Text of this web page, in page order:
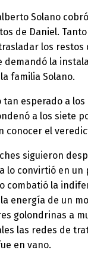
Solano
de Daniel.
los restos
la
familia Solano.
esperado a
a los siete
conocer el
siguieron
lo convirtió en
combatió la
energía de un
golondrinas a
las redes de
en vano.